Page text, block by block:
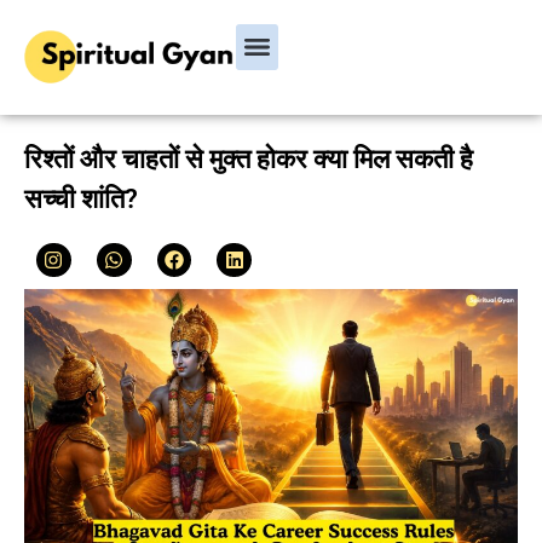
रिश्तों और चाहतों से मुक्त होकर क्या मिल सकती है
सच्ची शांति?